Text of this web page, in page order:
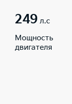
249 л.с
Мощность
двигателя